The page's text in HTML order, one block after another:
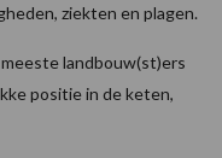
ziekten en plagen.
landbouw(st)ers
positie in de keten,